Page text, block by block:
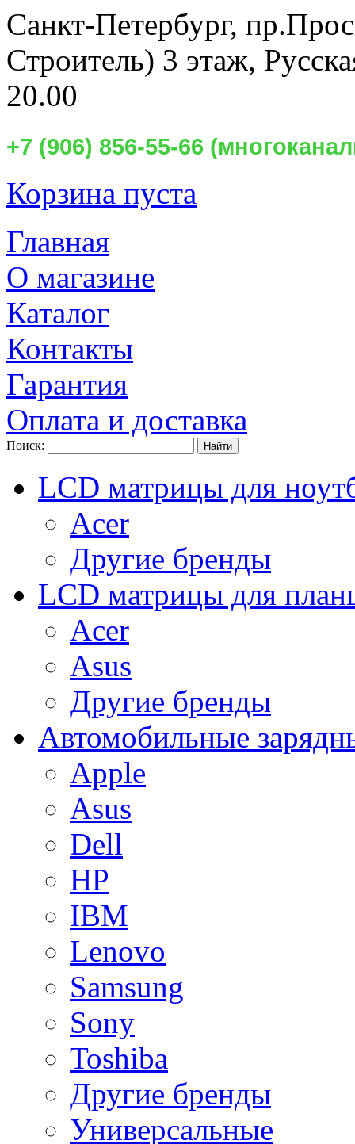
Санкт-Петербург,
Строитель) 3 этаж,
20.00
+7 (906) 856-55-66
Корзина пуста
Главная
О магазине
Каталог
Контакты
Гарантия
Оплата и доставка
Поиск:
LCD матрицы для
Acer
Другие бренды
LCD матрицы для
Acer
Asus
Другие бренды
Автомобильные
Apple
Asus
Dell
HP
IBM
Lenovo
Samsung
Sony
Toshiba
Другие бренды
Универсальные